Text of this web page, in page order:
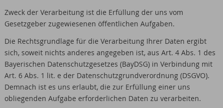
Zweck der Verarbeitung ist die Erfüllung der uns vom
Gesetzgeber zugewiesenen öffentlichen Aufgaben.
Die Rechtsgrundlage für die Verarbeitung Ihrer Daten ergibt
sich, soweit nichts anderes angegeben ist, aus Art. 4 Abs. 1 des
Bayerischen Datenschutzgesetzes (BayDSG) in Verbindung mit
Art. 6 Abs. 1 lit. e der Datenschutzgrundverordnung (DSGVO).
Demnach ist es uns erlaubt, die zur Erfüllung einer uns
obliegenden Aufgabe erforderlichen Daten zu verarbeiten.